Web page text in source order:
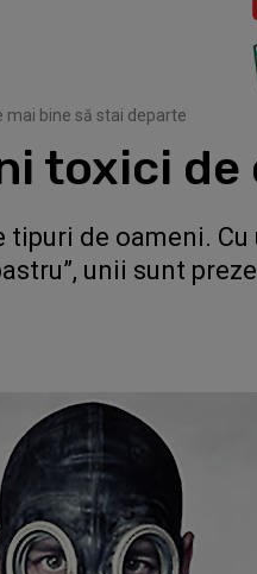
mai bine să stai departe
toxici de
de oameni.
unii sunt